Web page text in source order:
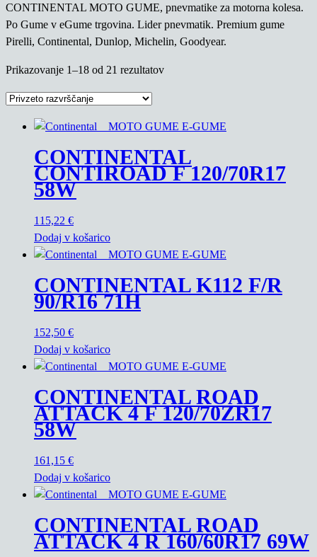
CONTINENTAL MOTO GUME, pnevmatike za motorna kolesa.
Po Gume v eGume trgovina. Lider pnevmatik. Premium gume
Pirelli, Continental, Dunlop, Michelin, Goodyear.
Prikazovanje 1–18 od 21 rezultatov
CONTINENTAL
CONTIROAD F 120/70R17
58W
115,22 €
Dodaj v košarico
CONTINENTAL K112 F/R
90/R16 71H
152,50 €
Dodaj v košarico
CONTINENTAL ROAD
ATTACK 4 F 120/70ZR17
58W
161,15 €
Dodaj v košarico
CONTINENTAL ROAD
ATTACK 4 R 160/60R17 69W